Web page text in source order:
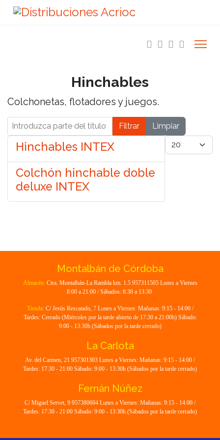
Hinchables
Colchonetas, flotadores y juegos.
Introduzca parte del títuloFiltrar Limpiar
Cantidad a
Hinchables INTEX
Colchón hinchable doble
deluxe INTEX
Montalbán de Córdoba
Almacén: Ctra. Montalbán-La Rambla km. 1.5 957311505 Lunes a Viernes
8:00 a 21:00 / Sábados: 8:30 a 13:30
Tienda: C/ Jesús Rescatado, 7 Lunes a Viernes: Mañanas: 9:15 - 14:00 /
Tardes: Cerrado (Miércoles por la tarde abierto de 17:30 a 21:00h) Sábado:
9:00 - 13:30h (Sábados por la tarde cerrado)
La Carlota
Av. del Carmen, 21 957301303 Lunes a Viernes: Mañanas: 9:15 - 14:00 /
Tardes: 17:30 - 21:00 Sábado: 9:00 - 13:30h (Sábados por la tarde cerrado)
Fernán Núñez
C/ Miguel Servet, 9 957380604 Lunes a Viernes: Mañanas: 9:15 - 14:00 /
Tardes: 17:30 - 21:00 Sábado: 9:00 - 13:30h (Sábados por la tarde cerrado)